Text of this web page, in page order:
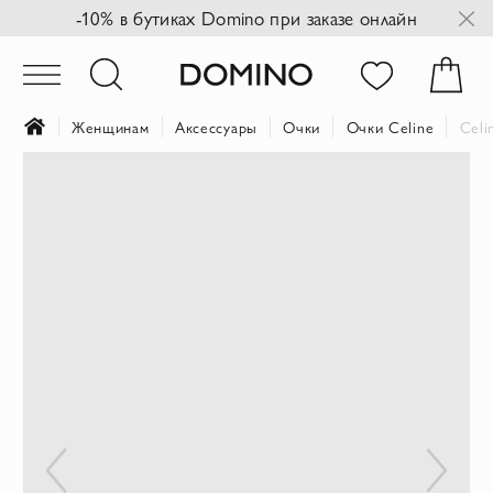
-10% в бутиках Domino при заказе онлайн
Женщинам Аксессуары Очки Очки Celine